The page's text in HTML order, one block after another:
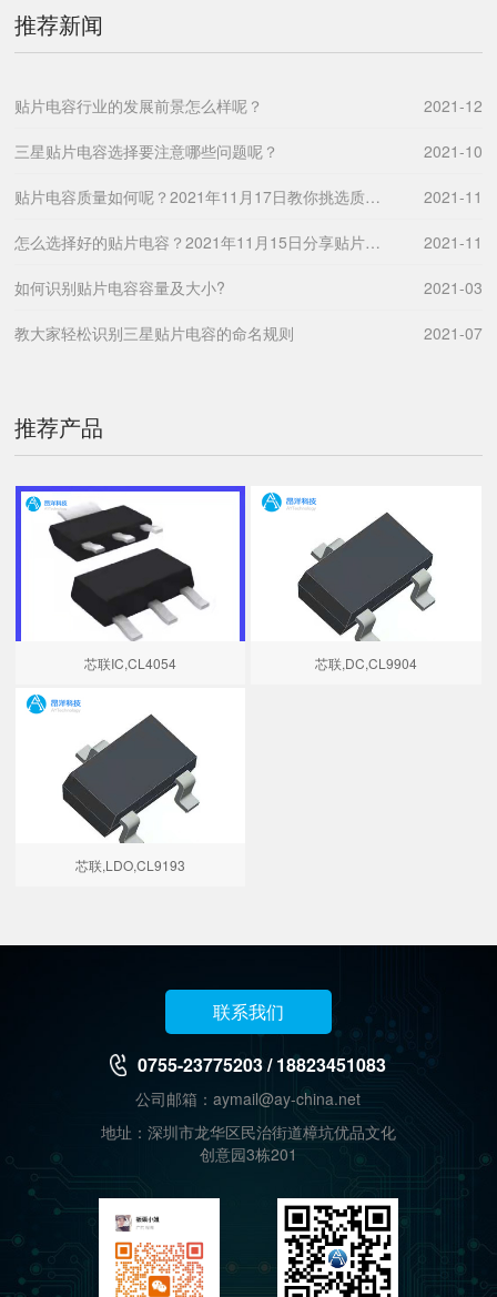
推荐新闻
贴片电容行业的发展前景怎么样呢？ 2021-12
三星贴片电容选择要注意哪些问题呢？ 2021-10
贴片电容质量如何呢？2021年11月17日教你挑选质量好的贴片电容！ 2021-11
怎么选择好的贴片电容？2021年11月15日分享贴片电容的方法。 2021-11
如何识别贴片电容容量及大小? 2021-03
教大家轻松识别三星贴片电容的命名规则 2021-07
推荐产品
芯联IC,CL4054 芯联,DC,CL9904
芯联,LDO,CL9193
联系我们
0755-23775203 / 18823451083
公司邮箱：aymail@ay-china.net
地址：深圳市龙华区民治街道樟坑优品文化
创意园3栋201